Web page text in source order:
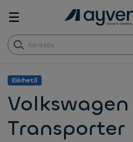
☰
Elérhető
Volkswagen
Transporter